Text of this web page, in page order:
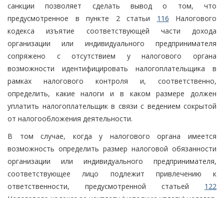
санкции позволяет сделать вывод о том, что
предусмотренное в пункте 2 статьи 116 Налогового
кодекса изъятие соответствующей части дохода
организации или индивидуального предпринимателя
сопряжено с отсутствием у налогового органа
возможности идентифицировать налогоплательщика в
рамках налогового контроля и, соответственно,
определить, какие налоги и в каком размере должен
уплатить налогоплательщик в связи с ведением сокрытой
от налогообложения деятельности.
В том случае, когда у налогового органа имеется
возможность определить размер налоговой обязанности
организации или индивидуального предпринимателя,
соответствующее лицо подлежит привлечению к
ответственности, предусмотренной статьей 122